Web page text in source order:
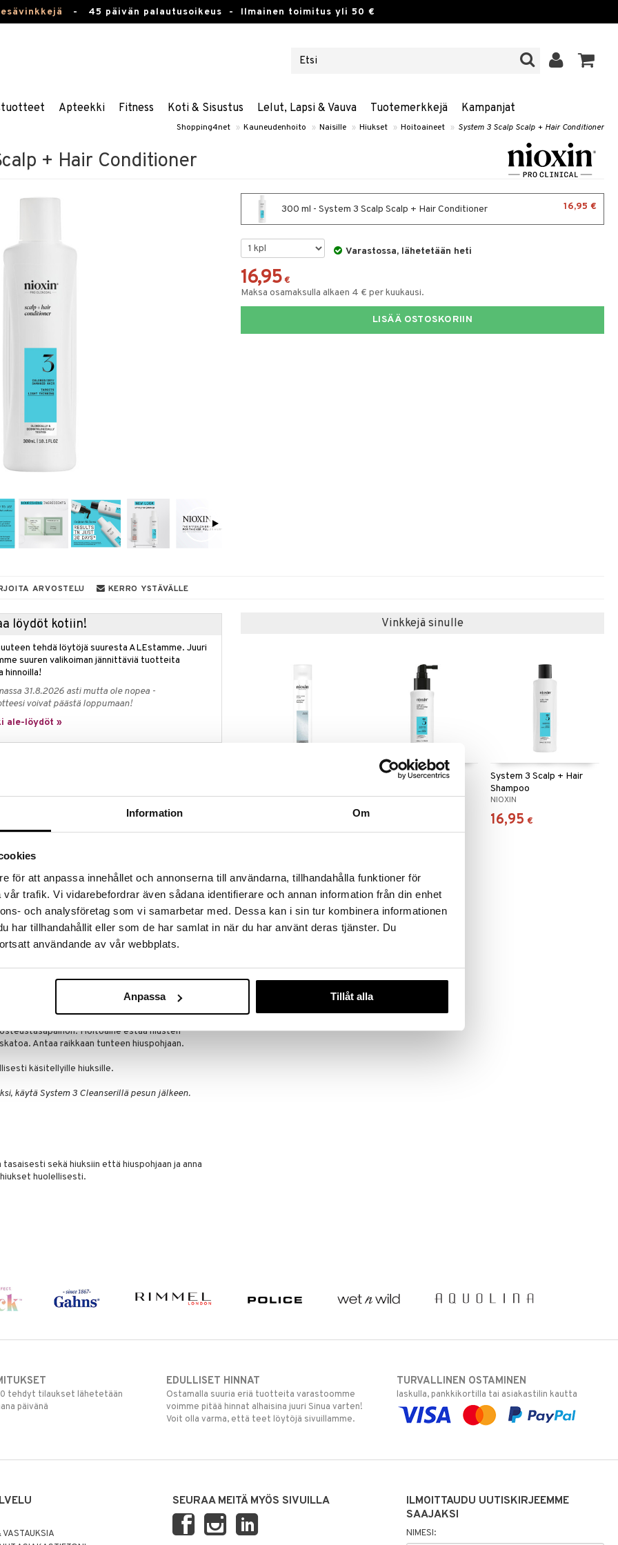
Information Om
för att anpassa innehållet och annonserna till användarna, tillhandahålla funktioner för
trafik. Vi vidarebefordrar även sådana identifierare och annan information från din enhet
och analysföretag som vi samarbetar med. Dessa kan i sin tur kombinera informationen
har tillhandahållit eller som de har samlat in när du har använt deras tjänster. Du
användande av vår webbplats.
Anpassa Tillåt alla
- 45 päivän palautusoikeus - Ilmainen toimitus yli 50 €
Apteekki Fitness Koti & Sisustus Lelut, Lapsi & Vauva Tuotemerkkejä Kampanjat
Shopping4net » Kauneudenhoito » Naisille » Hiukset » Hoitoaineet » System 3 Scalp Scalp + Hair Conditioner
+ Hair Conditioner
300 ml - System 3 Scalp Scalp + Hair Conditioner 16,95 €
Varastossa, lähetetään heti
16,95 €
Maksa osamaksulla alkaen 4 € per kuukausi.
LISÄÄ OSTOSKORIIN
ARVOSTELU KERRO YSTÄVÄLLE
löydöt kotiin!
tehdä löytöjä suuresta ALEstamme. Juuri
suuren valikoiman jännittäviä tuotteita
hinnoilla!
31.8.2026 asti mutta ole nopea -
voivat päästä loppumaan!
ale-löydöt »
hiuksista tänäpäivänä. Useimmat valittavana
tai niiden tarkoitus on peittää ohuthiuksisuus.
tarkoitus ei ole peittää ohuthiuksisuutta vaan sen
paksummat ja tiheämmät ilman
Hiuspohja nähdään kasvojen ihon
huolenpitoa. Nioxin on kehittänyt sarjan tuotteita
ja korjata hiuksia hiuspohjasta lähtien. Koska terve
hiusten edellytys, tuotteiden avulla hiukset sekä
tiheämmin.
ohuthiuksisuutta käsittelevien keskuudessa
ohuthiuksisuutta vastaan 75% amerikkalaisten
Hoitoaine estää hiusten
Antaa raikkaan tunteen hiuspohjaan.
käsitellyille hiuksille.
käytä System 3 Cleanserillä pesun jälkeen.
sekä hiuksiin että hiuspohjaan ja anna
huolellisesti.
Vinkkejä sinulle
NIOXIN
System 3 Scalp & Hair
NIOXIN
16,95
System 3 Scalp + Hair
Shampoo
NIOXIN
16,95 €
Trial Kit System 3
tehdyt tilaukset lähetetään
päivänä
EDULLISET HINNAT
Ostamalla suuria eriä tuotteita varastoomme
voimme pitää hinnat alhaisina juuri Sinua varten!
Voit olla varma, että teet löytöjä sivuillamme.
TURVALLINEN OSTAMINEN
laskulla, pankkikortilla tai asiakastilin kautta
SEURAA MEITÄ MYÖS SIVUILLA
ILMOITTAUDU UUTISKIRJEEMME
SAAJAKSI
NIMESI: